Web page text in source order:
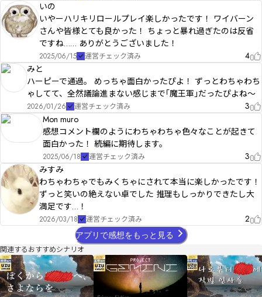
いの
いやーハリキリロールプレイ楽しかったです！ ワイバーン
さんや皆様とても良かった！ ちょっと暴れ過ぎたのは反省
ですね…… ありがとうございました！
2025/06/15 運営チェック済み
4
みと
ハーピーで通過。 めっちゃ面白かったぴよ！ ずっとわちゃわち
ゃしてて、全然議論進まない感じまで｢魔王軍｣だったぴよね〜
2026/01/26 運営チェック済み
3
Mon muro
感想コメント欄のようにわちゃわちゃ色々なことが起きて
面白かった！ 続編に期待します。
2025/06/18 運営チェック済み
3
みすみ
わちゃわちゃでもみくちゃにされて本当に楽しかったです！
ずっと笑いの絶えない卓でした 推理もしっかりできたし大
満足です…！
2026/03/18 運営チェック済み 2
アプリで感想をもっと見る
関連するおすすめシナリオ